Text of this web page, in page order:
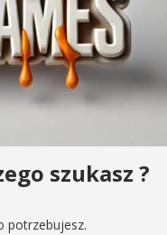
szukasz ?
potrzebujesz.